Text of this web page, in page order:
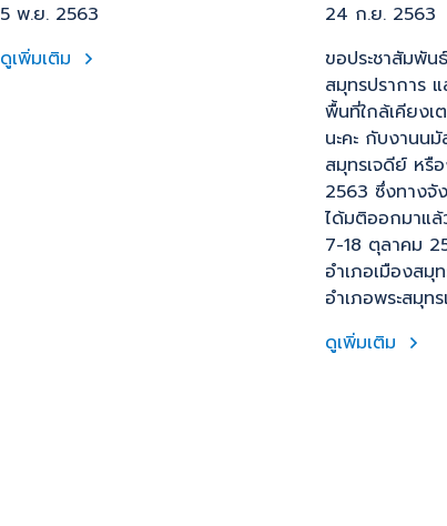
5 พ.ย. 2563
ดูเพิ่มเติม
24 ก.ย. 2563
ขอประชาสัมพัน
สมุทรปราการ
พื้นที่ใกล้เคียงเ
นะคะ กับงานน
สมุทรเจดีย์ หรื
2563 ซึ่งทางจั
ได้มติออกมาแล้
7-18 ตุลาคม
อำเภอเมืองสมุ
อำเภอพระสมุท
ดูเพิ่มเติม